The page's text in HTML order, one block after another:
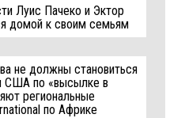
Луис Пачеко и Эктор
домой к своим семьям
не должны становиться
США по «высылке в
региональные
по Африке